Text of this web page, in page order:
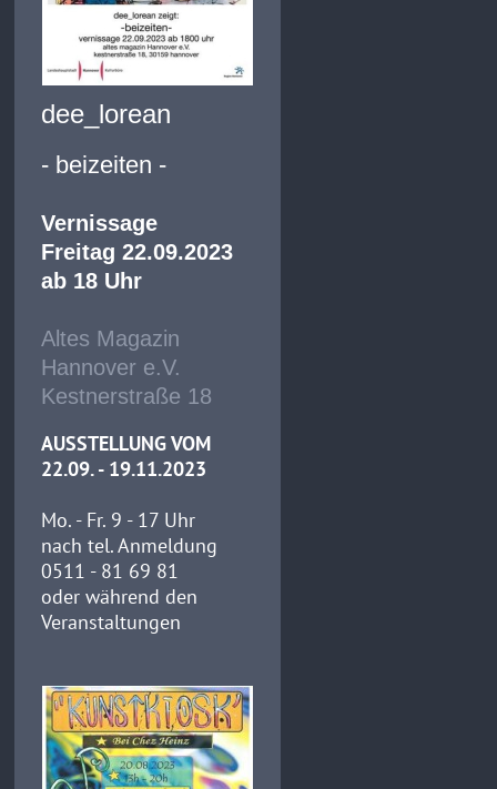
dee_lorean
- beizeiten -
Vernissage
Freitag 22.09.2023
ab 18 Uhr
Altes Magazin
Hannover e.V.
Kestnerstraße 18
AUSSTELLUNG VOM
22.09. - 19.11.2023
Mo. - Fr. 9 - 17 Uhr
nach tel. Anmeldung
0511 - 81 69 81
oder während den
Veranstaltungen